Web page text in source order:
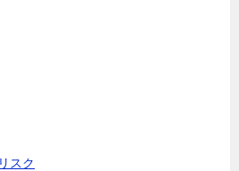
スク